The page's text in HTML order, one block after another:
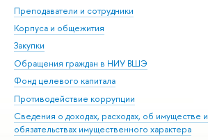
Преподаватели и сотрудники
Корпуса и общежития
Закупки
Обращения граждан в НИУ ВШЭ
Фонд целевого капитала
Противодействие коррупции
Сведения о доходах, расходах, об имуществе и
обязательствах имущественного характера